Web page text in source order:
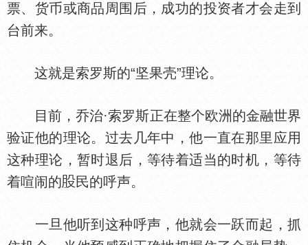
票、货币或商品周围后，成功的投资者才会走到
台前来。
这就是索罗斯的“坚果壳”理论。
目前，乔治·索罗斯正在整个欧洲的金融世界
验证他的理论。过去几年中，他一直在那里应用
这种理论，暂时退后，等待着适当的时机，等待
着喧闹的
民的呼声。
一旦他听到这种呼声，他就会一跃而起，抓